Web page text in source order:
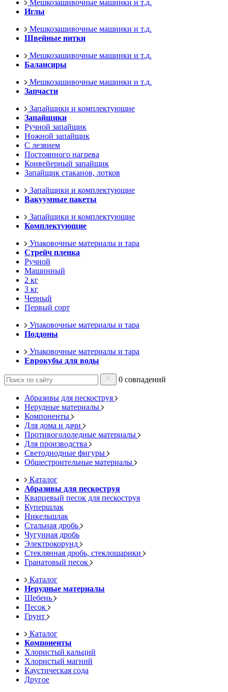
Мешкозашивочные машинки и т.д.
Иглы
Мешкозашивочные машинки и т.д.
Швейные нитки
Мешкозашивочные машинки и т.д.
Балансиры
Мешкозашивочные машинки и т.д.
Запчасти
Запайщики и комплектующие
Запайщики
Ручной запайщик
Ножной запайщик
С лезвием
Постоянного нагрева
Конвейерный запайщик
Запайщик стаканов, лотков
Запайщики и комплектующие
Вакуумные пакеты
Запайщики и комплектующие
Комплектующие
Упаковочные материалы и тара
Стрейч пленка
Ручной
Машинный
2 кг
3 кг
Черный
Первый сорт
Упаковочные материалы и тара
Поддоны
Упаковочные материалы и тара
Еврокубы для воды
0 совпадений
Абразивы для пескоструя
Нерудные материалы
Компоненты
Для дома и дачи
Противогололедные материалы
Для производства
Светодиодные фигуры
Общестроительные материалы
Каталог
Абразивы для пескоструя
Кварцевый песок для пескоструя
Купершлак
Никельшлак
Стальная дробь
Чугунная дробь
Электрокорунд
Стеклянная дробь, стеклошарики
Гранатовый песок
Каталог
Нерудные материалы
Щебень
Песок
Грунт
Каталог
Компоненты
Хлористый кальций
Хлористый магний
Каустическая сода
Другое